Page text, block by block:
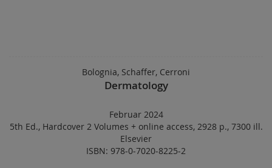
Bolognia, Schaffer, Cerroni
Dermatology
Februar 2024
5th Ed., Hardcover 2 Volumes + online access, 2928 p., 7300 ill.
Elsevier
ISBN: 978-0-7020-8225-2